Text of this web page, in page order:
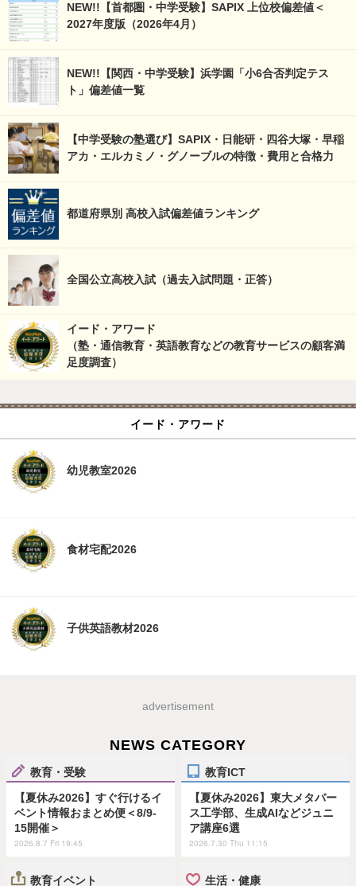
NEW!!【首都圏・中学受験】SAPIX 上位校偏差値＜
2027年度版（2026年4月）
NEW!!【関西・中学受験】浜学園「小6合否判定テス
ト」偏差値一覧
【中学受験の塾選び】SAPIX・日能研・四谷大塚・早稲
アカ・エルカミノ・グノーブルの特徴・費用と合格力
都道府県別 高校入試偏差値ランキング
全国公立高校入試（過去入試問題・正答）
イード・アワード
（塾・通信教育・英語教育などの教育サービスの顧客満
足度調査）
イード・アワード
幼児教室2026
食材宅配2026
子供英語教材2026
advertisement
NEWS CATEGORY
教育・受験
【夏休み2026】すぐ行けるイ
ベント情報おまとめ便＜8/9-
15開催＞
2026.8.7 Fri 19:45
教育ICT
【夏休み2026】東大メタバー
ス工学部、生成AIなどジュニ
ア講座6選
2026.7.30 Thu 11:15
教育イベント 生活・健康